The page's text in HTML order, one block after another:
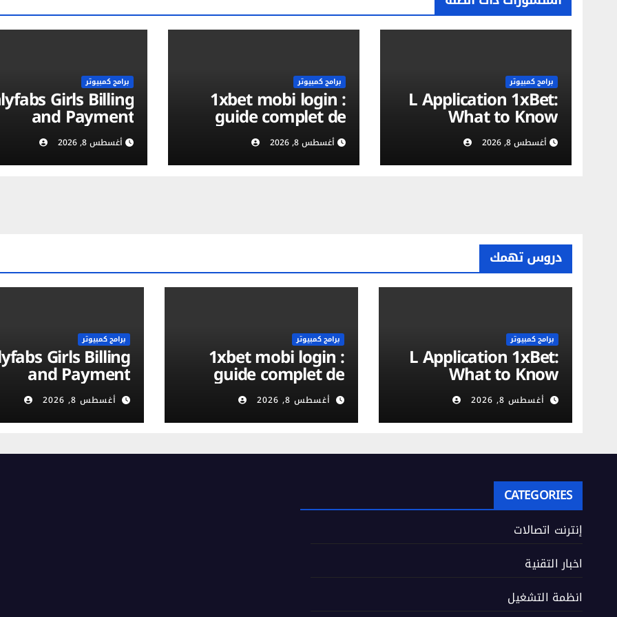
برامج كمبيوتر
L Application 1xBet:
What to Know
أغسطس 8, 2026
برامج كمبيوتر
1xbet mobi login :
guide complet de
vérification du
compte et sécurité
mobile
أغسطس 8, 2026
برامج كمبيوتر
Girls Billing
and Payment
Discreet,
Secure & Flexible
Options
أغسطس 8, 2026
دروس تهمك
برامج كمبيوتر
L Application 1xBet:
What to Know
أغسطس 8, 2026
برامج كمبيوتر
1xbet mobi login :
guide complet de
vérification du
compte et sécurité
mobile
أغسطس 8, 2026
برامج كمبيوتر
Girls Billing
and Payment
Discreet,
Secure & Flexible
Options
أغسطس 8, 2026
CATEGORIES
إنترنت اتصالات
اخبار التقنية
انظمة التشغيل